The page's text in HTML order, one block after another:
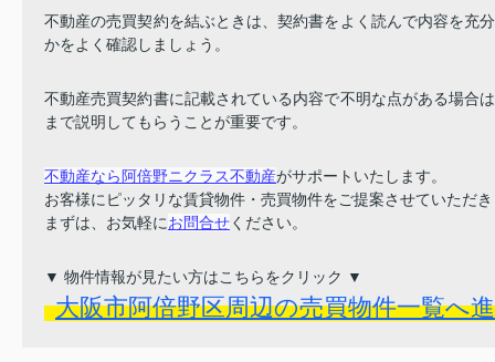
不動産の売買契約を結ぶときは、契約書をよく読んで内容を充
かをよく確認しましょう。
不動産売買契約書に記載されている内容で不明な点がある場合
まで説明してもらうことが重要です。
不動産なら阿倍野ニクラス不動産がサポートいたします。
お客様にピッタリな賃貸物件・売買物件をご提案させていただ
まずは、お気軽にお問合せください。
▼ 物件情報が見たい方はこちらをクリック ▼
大阪市阿倍野区周辺の売買物件一覧へ